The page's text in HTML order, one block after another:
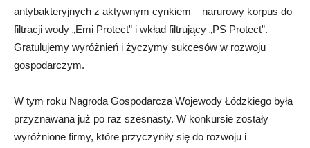
antybakteryjnych z aktywnym cynkiem – narurowy korpus do
filtracji wody „Emi Protect” i wkład filtrujący „PS Protect”.
Gratulujemy wyróżnień i życzymy sukcesów w rozwoju
gospodarczym.
W tym roku Nagroda Gospodarcza Wojewody Łódzkiego była
przyznawana już po raz szesnasty. W konkursie zostały
wyróżnione firmy, które przyczyniły się do rozwoju i